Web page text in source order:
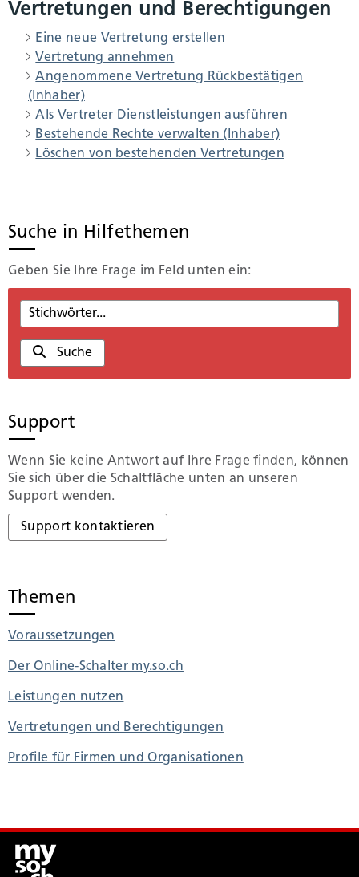
Vertretungen und Berechtigungen
Eine neue Vertretung erstellen
Vertretung annehmen
Angenommene Vertretung Rückbestätigen
(Inhaber)
Als Vertreter Dienstleistungen ausführen
Bestehende Rechte verwalten (Inhaber)
Löschen von bestehenden Vertretungen
Suche in Hilfethemen
Geben Sie Ihre Frage im Feld unten ein:
Suche
Support
Wenn Sie keine Antwort auf Ihre Frage finden, können
Sie sich über die Schaltfläche unten an unseren
Support wenden.
Support kontaktieren
Themen
Voraussetzungen
Der Online-Schalter my.so.ch
Leistungen nutzen
Vertretungen und Berechtigungen
Profile für Firmen und Organisationen